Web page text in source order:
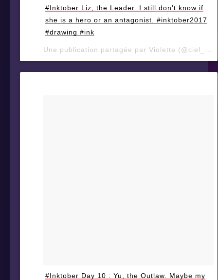
#Inktober Liz, the Leader. I still don’t know if
she is a hero or an antagonist. #inktober2017
#drawing #ink
#Inktober Day 10 : Yu, the Outlaw. Maybe my